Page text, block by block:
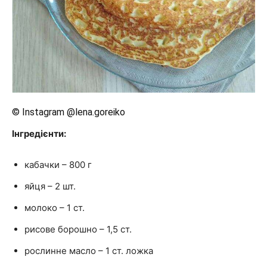
© Instagram @lena.goreiko
Інгредієнти:
кабачки – 800 г
яйця – 2 шт.
молоко – 1 ст.
рисове борошно – 1,5 ст.
рослинне масло – 1 ст. ложка